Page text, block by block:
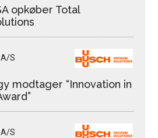
opkøber Total
S
modtager “Innovation in
S